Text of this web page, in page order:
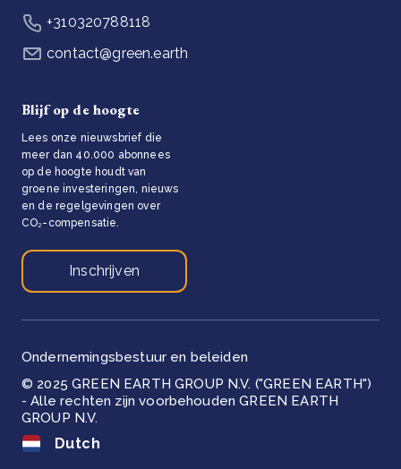
+310320788118
contact@green.earth
Blijf op de hoogte
Lees onze nieuwsbrief die
meer dan 40.000 abonnees
op de hoogte houdt van
groene investeringen, nieuws
en de regelgevingen over
CO₂-compensatie.
Inschrijven
© 2025 GREEN EARTH GROUP N.V. ("GREEN EARTH")
- Alle rechten zijn voorbehouden GREEN EARTH
GROUP N.V.
Ondernemingsbestuur en beleiden
Dutch